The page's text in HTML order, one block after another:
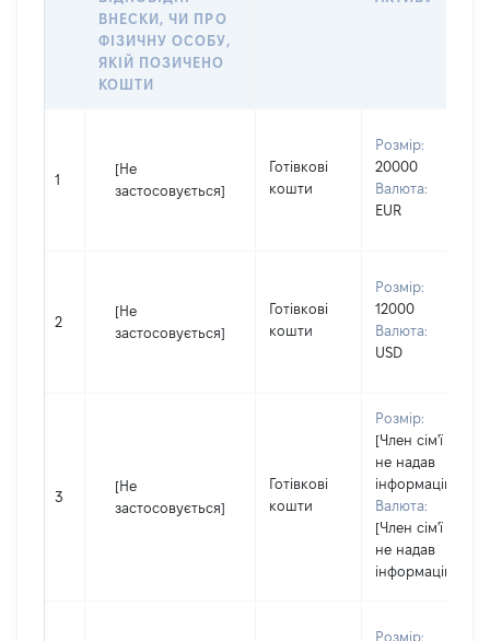
ВНЕСКИ, ЧИ ПРО
ФІЗИЧНУ ОСОБУ,
ЯКІЙ ПОЗИЧЕНО
КОШТИ
1
[Не
застосовується]
Готівкові
кошти
Розмір:
20000
Валюта:
EUR
2
[Не
застосовується]
Готівкові
кошти
Розмір:
12000
Валюта:
USD
3
[Не
застосовується]
Готівкові
кошти
Розмір:
[Член сім'ї
не надав
інформацію]
Валюта:
[Член сім'ї
не надав
інформацію]
Розмір: